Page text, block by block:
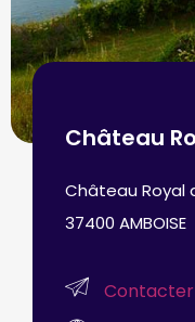
Château
Château Royal
37400 AMBOISE